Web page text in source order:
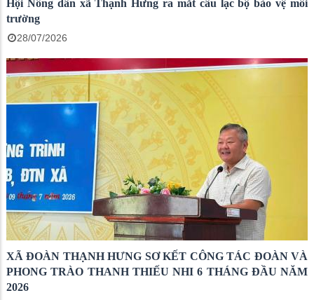
Hội Nông dân xã Thạnh Hưng ra mắt câu lạc bộ bảo vệ môi
trường
28/07/2026
XÃ ĐOÀN THẠNH HƯNG SƠ KẾT CÔNG TÁC ĐOÀN VÀ
PHONG TRÀO THANH THIẾU NHI 6 THÁNG ĐẦU NĂM
2026